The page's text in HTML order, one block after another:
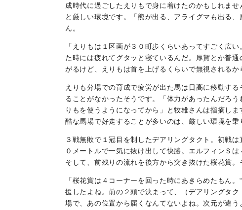
成時代に過ごしたえりもで身に着けたのかもしれま
と厳しい環境です。「熊が出る、アライグマも出る
ん。
「えりもは１区画が３０町歩くらいあってすごく広
た時には疲れてグタッと寝ているんだ。厚賀とか普
がるけど、えりもは首を上げるくらいで無視される
えりも分場での育成で疲労が出た馬は日高に移動す
ることがなかったそうです。「体力があったんだろ
りもを使うようになってから」と牧雄さんは指摘し
酷な馬場で好走することが多いのは、厳しい環境を乗
３戦無敗で１冠目を制したデアリングタクト。初戦
０メートルで一気に抜け出して快勝。エルフィンＳ
そして、前残りの流れを後方から突き抜けた桜花賞
「桜花賞は４コーナーを回った時にあきらめたもん
援したよね。前の２頭で決まって、（デアリングタ
場で、あの位置から届くなんてないよね。次元が違